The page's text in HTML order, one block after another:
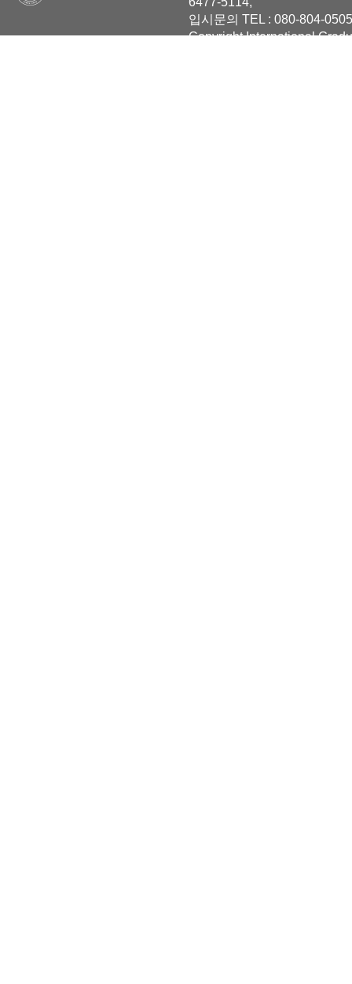
입시문의 TEL : 080-804-
Copyright International